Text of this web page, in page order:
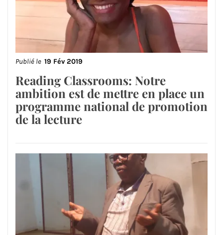
Publié le 19 Fév 2019
Reading Classrooms: Notre
ambition est de mettre en place un
programme national de promotion
de la lecture